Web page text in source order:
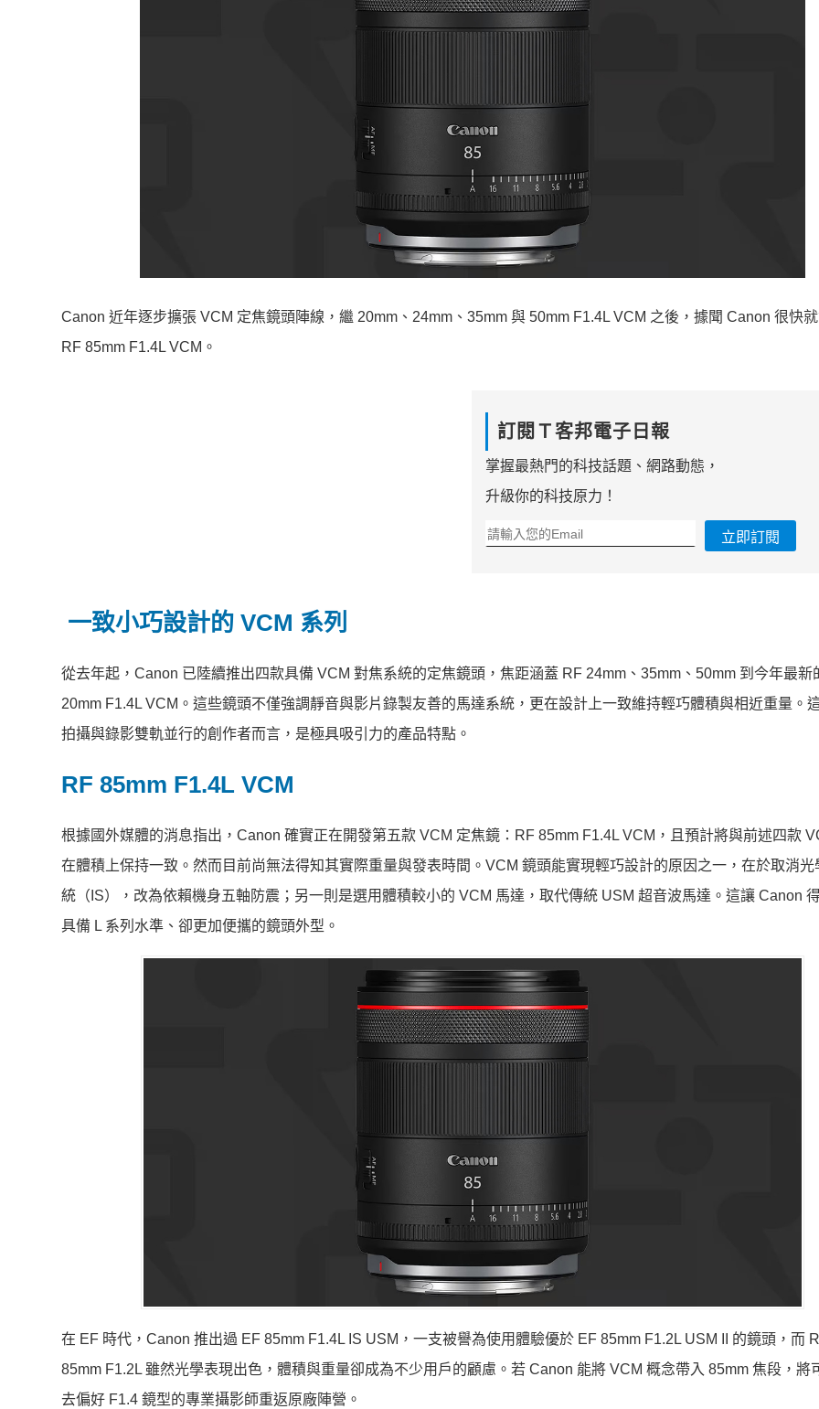
Canon 近年逐步擴張 VCM 定焦鏡頭陣線，繼 20mm、24mm、35mm 與 50mm F1.4L VCM 之後，據聞 Canon 很快
RF 85mm F1.4L VCM。
訂閱Ｔ客邦電子日報
掌握最熱門的科技話題、網路動態，
升級你的科技原力！
立即訂閱
一致小巧設計的 VCM 系列
從去年起，Canon 已陸續推出四款具備 VCM 對焦系統的定焦鏡頭，焦距涵蓋 RF 24mm、35mm、50mm 到今年最新
20mm F1.4L VCM。這些鏡頭不僅強調靜音與影片錄製友善的馬達系統，更在設計上一致維持輕巧體積與相近重量。
拍攝與錄影雙軌並行的創作者而言，是極具吸引力的產品特點。
RF 85mm F1.4L VCM
根據國外媒體的消息指出，Canon 確實正在開發第五款 VCM 定焦鏡：RF 85mm F1.4L VCM，且預計將與前述四款
在體積上保持一致。然而目前尚無法得知其實際重量與發表時間。VCM 鏡頭能實現輕巧設計的原因之一，在於取消光
統（IS），改為依賴機身五軸防震；另一則是選用體積較小的 VCM 馬達，取代傳統 USM 超音波馬達。這讓 Canon
具備 L 系列水準、卻更加便攜的鏡頭外型。
在 EF 時代，Canon 推出過 EF 85mm F1.4L IS USM，一支被譽為使用體驗優於 EF 85mm F1.2L USM II 的鏡頭，而
85mm F1.2L 雖然光學表現出色，體積與重量卻成為不少用戶的顧慮。若 Canon 能將 VCM 概念帶入 85mm 焦段，將
去偏好 F1.4 鏡型的專業攝影師重返原廠陣營。